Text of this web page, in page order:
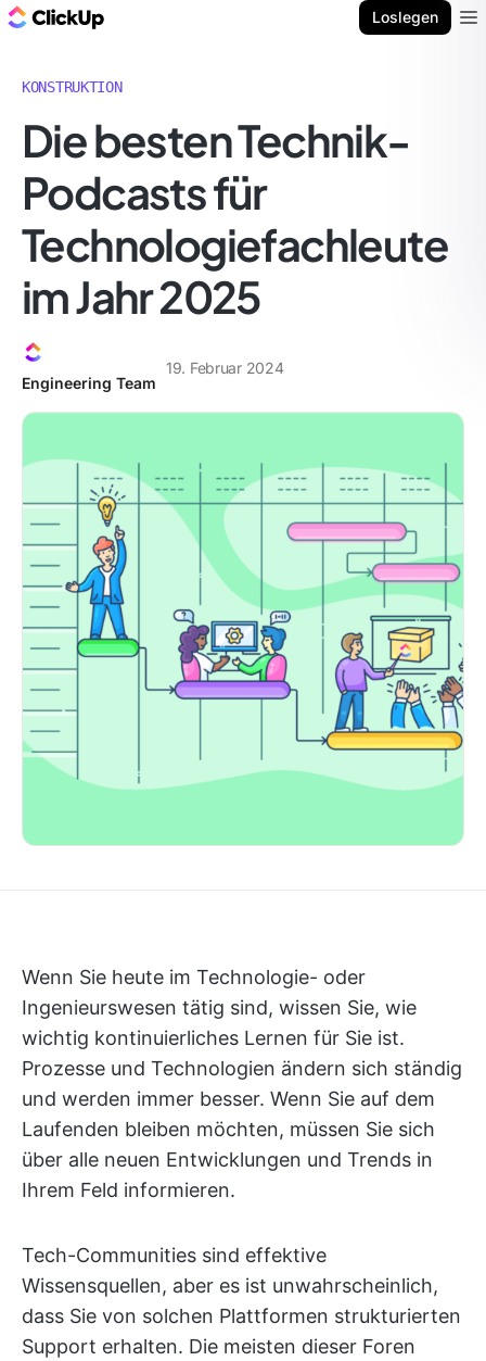
Loslegen
KONSTRUKTION
Die besten Technik-
Podcasts für
Technologiefachleute
im Jahr 2025
Engineering Team
19. Februar 2024
Wenn Sie heute im Technologie- oder
Ingenieurswesen tätig sind, wissen Sie, wie
wichtig kontinuierliches Lernen für Sie ist.
Prozesse und Technologien ändern sich ständig
und werden immer besser. Wenn Sie auf dem
Laufenden bleiben möchten, müssen Sie sich
über alle neuen Entwicklungen und Trends in
Ihrem Feld informieren.
Tech-Communities sind effektive
Wissensquellen, aber es ist unwahrscheinlich,
dass Sie von solchen Plattformen strukturierten
Support erhalten. Die meisten dieser Foren